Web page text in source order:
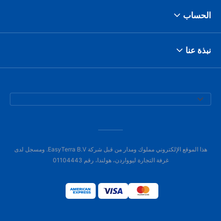
الحساب
نبذة عنا
هذا الموقع الإلكتروني مملوك ومدار من قبل شركة EasyTerra B.V. ومسجل لدى
غرفة التجارة ليوواردن، هولندا، رقم 01104443